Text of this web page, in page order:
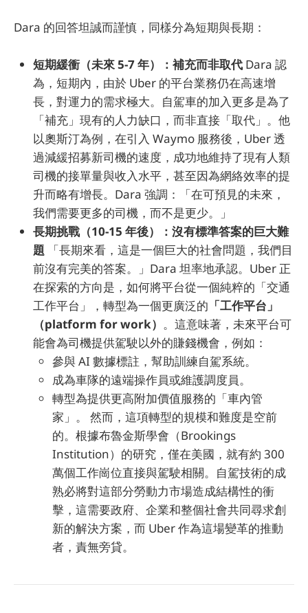
Dara 的回答坦誠而謹慎，同樣分為短期與長期：
短期緩衝（未來 5-7 年）：補充而非取代 Dara 認
為，短期內，由於 Uber 的平台業務仍在高速增
長，對運力的需求極大。自駕車的加入更多是為了
「補充」現有的人力缺口，而非直接「取代」。他
以奧斯汀為例，在引入 Waymo 服務後，Uber 透
過減緩招募新司機的速度，成功地維持了現有人類
司機的接單量與收入水平，甚至因為網絡效率的提
升而略有增長。Dara 強調：「在可預見的未來，
我們需要更多的司機，而不是更少。」
長期挑戰（10-15 年後）：沒有標準答案的巨大難
題 「長期來看，這是一個巨大的社會問題，我們目
前沒有完美的答案。」Dara 坦率地承認。Uber 正
在探索的方向是，如何將平台從一個純粹的「交通
工作平台」，轉型為一個更廣泛的 「工作平台」
（platform for work） 。這意味著，未來平台可
能會為司機提供駕駛以外的賺錢機會，例如：
參與 AI 數據標註，幫助訓練自駕系統。
成為車隊的遠端操作員或維護調度員。
轉型為提供更高附加價值服務的「車內管
家」。 然而，這項轉型的規模和難度是空前
的。根據布魯金斯學會（Brookings
Institution）的研究，僅在美國，就有約 300
萬個工作崗位直接與駕駛相關。自駕技術的成
熟必將對這部分勞動力市場造成結構性的衝
擊，這需要政府、企業和整個社會共同尋求創
新的解決方案，而 Uber 作為這場變革的推動
者，責無旁貸。